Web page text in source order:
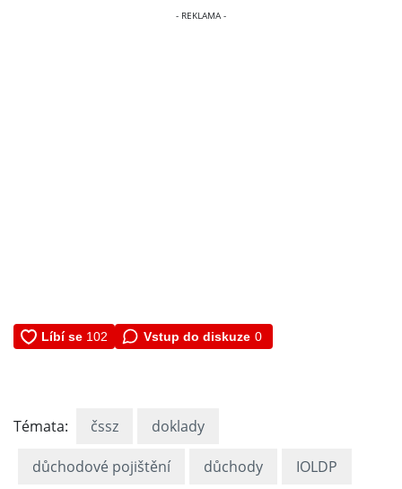
Vstup do diskuze 0
Témata: čssz doklady
důchodové pojištění důchody IOLDP